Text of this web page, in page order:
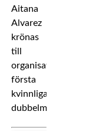
Aitana
Alvarez
krönas
till
organisationens
första
kvinnliga
dubbelmästare.